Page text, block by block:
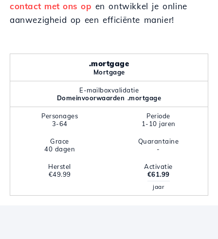
contact met ons op en ontwikkel je online
aanwezigheid op een efficiënte manier!
.mortgage
Mortgage
E-mailboxvalidatie
Domeinvoorwaarden .mortgage
Personages
3-64
Periode
1-10 jaren
Grace
40 dagen
Quarantaine
-
Herstel
€49.99
Activatie
€61.99
jaar